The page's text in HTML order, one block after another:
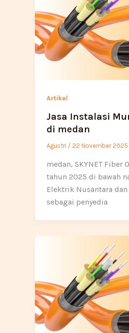
Artikel
Jasa Instalasi
di medan
Agustri / 22 November 2025
medan, SKYNET Fiber
tahun 2025 di bawah
Elektrik Nusantara
sebagai penyedia